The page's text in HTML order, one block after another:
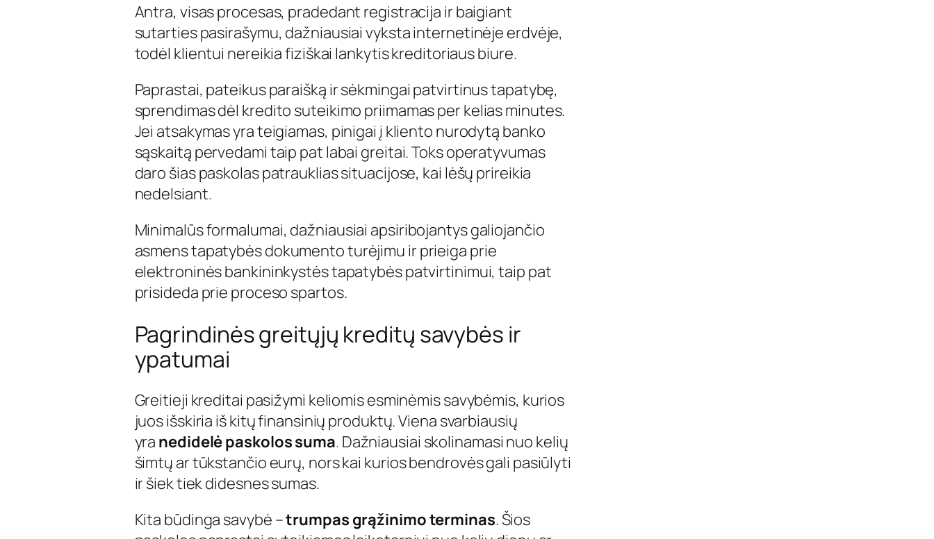
Antra, visas procesas, pradedant registracija ir baigiant
sutarties pasirašymu, dažniausiai vyksta internetinėje erdvėje,
todėl klientui nereikia fiziškai lankytis kreditoriaus biure.
Paprastai, pateikus paraišką ir sėkmingai patvirtinus tapatybę,
sprendimas dėl kredito suteikimo priimamas per kelias minutes.
Jei atsakymas yra teigiamas, pinigai į kliento nurodytą banko
sąskaitą pervedami taip pat labai greitai. Toks operatyvumas
daro šias paskolas patrauklias situacijose, kai lėšų prireikia
nedelsiant.
Minimalūs formalumai, dažniausiai apsiribojantys galiojančio
asmens tapatybės dokumento turėjimu ir prieiga prie
elektroninės bankininkystės tapatybės patvirtinimui, taip pat
prisideda prie proceso spartos.
Pagrindinės greitųjų kreditų savybės ir
ypatumai
Greitieji kreditai pasižymi keliomis esminėmis savybėmis, kurios
juos išskiria iš kitų finansinių produktų. Viena svarbiausių
yra nedidelė paskolos suma. Dažniausiai skolinamasi nuo kelių
šimtų ar tūkstančio eurų, nors kai kurios bendrovės gali pasiūlyti
ir šiek tiek didesnes sumas.
Kita būdinga savybė –trumpas grąžinimo terminas. Šios